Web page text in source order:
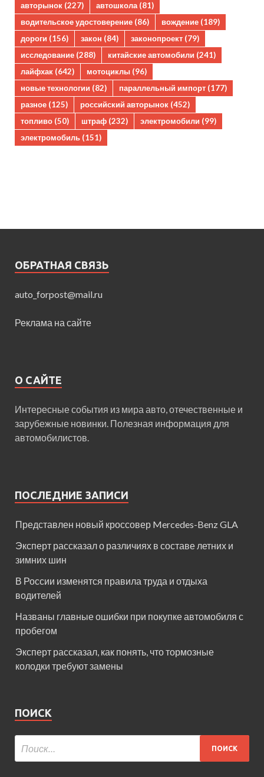
авторынок (227) автошкола (81)
водительское удостоверение (86) вождение (189)
дороги (156) закон (84) законопроект (79)
исследование (288) китайские автомобили (241)
лайфхак (642) мотоциклы (96)
новые технологии (82) параллельный импорт (177)
разное (125) российский авторынок (452)
топливо (50) штраф (232) электромобили (99)
электромобиль (151)
ОБРАТНАЯ СВЯЗЬ
auto_forpost@mail.ru
Реклама на сайте
О САЙТЕ
Интересные события из мира авто, отечественные и
зарубежные новинки. Полезная информация для
автомобилистов.
ПОСЛЕДНИЕ ЗАПИСИ
Представлен новый кроссовер Mercedes-Benz GLA
Эксперт рассказал о различиях в составе летних и
зимних шин
В России изменятся правила труда и отдыха
водителей
Названы главные ошибки при покупке автомобиля с
пробегом
Эксперт рассказал, как понять, что тормозные
колодки требуют замены
ПОИСК